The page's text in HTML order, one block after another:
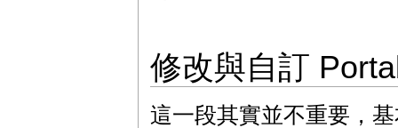
修改與自訂
這一段其實並不重要，